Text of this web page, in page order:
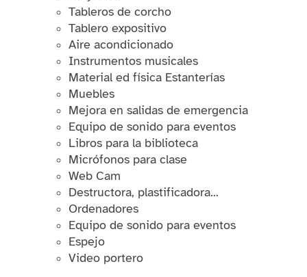
Tableros de corcho
Tablero expositivo
Aire acondicionado
Instrumentos musicales
Material ed física Estanterías
Muebles
Mejora en salidas de emergencia
Equipo de sonido para eventos
Libros para la biblioteca
Micrófonos para clase
Web Cam
Destructora, plastificadora...
Ordenadores
Equipo de sonido para eventos
Espejo
Video portero